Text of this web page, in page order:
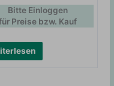
Bitte Einloggen
Preise bzw. Kauf